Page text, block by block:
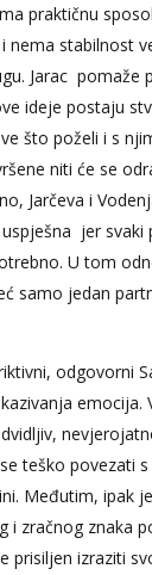
praktičnu
nema stabilnost
Jarac pomaže
ideje postaju
što poželi i s
niti će se
Jarčeva i
jer svaki
U tom
samo jedan
odgovorni
emocija.
teško povezati
Međutim, ipak
i zračnog znaka
prisiljen izraziti